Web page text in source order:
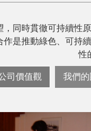
同時貫徹可持續
是推動綠色、可
性
司價值觀 我們